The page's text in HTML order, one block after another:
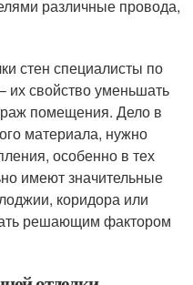
различные провода,
стен специалисты по
их свойство уменьшать
помещения. Дело в
материала, нужно
особенно в тех
имеют значительные
коридора или
решающим фактором